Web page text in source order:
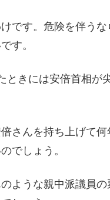
です。危険を伴う
す。
ときには安倍首相が
さんを持ち上げて
でしょう。
ような親中派議員